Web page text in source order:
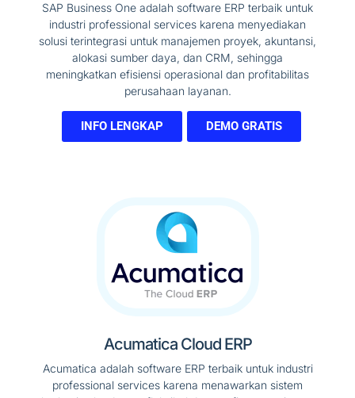
SAP Business One adalah software ERP terbaik untuk
industri professional services karena menyediakan
solusi terintegrasi untuk manajemen proyek, akuntansi,
alokasi sumber daya, dan CRM, sehingga
meningkatkan efisiensi operasional dan profitabilitas
perusahaan layanan.
INFO LENGKAP DEMO GRATIS
Acumatica Cloud ERP
Acumatica adalah software ERP terbaik untuk industri
professional services karena menawarkan sistem